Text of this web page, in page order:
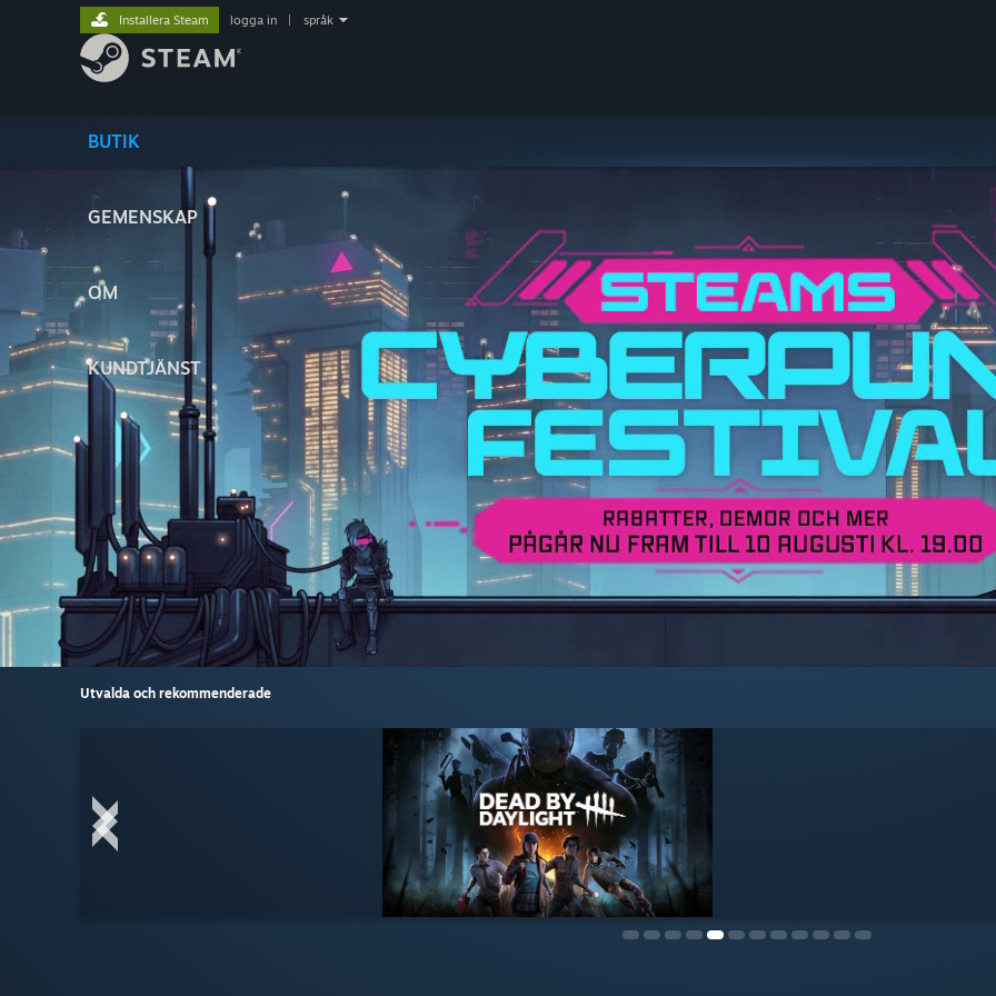
BUTIK
GEMENSKAP
OM
KUNDTJÄNST
Installera Steam logga in språk
Utvalda och rekommenderade